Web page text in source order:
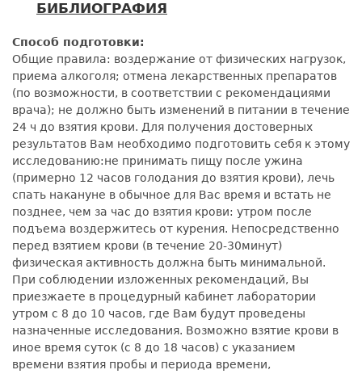
БИБЛИОГРАФИЯ
Способ подготовки:
Общие правила: воздержание от физических нагрузок,
приема алкоголя; отмена лекарственных препаратов
(по возможности, в соответствии с рекомендациями
врача); не должно быть изменений в питании в течение
24 ч до взятия крови. Для получения достоверных
результатов Вам необходимо подготовить себя к этому
исследованию:не принимать пищу после ужина
(примерно 12 часов голодания до взятия крови), лечь
спать накануне в обычное для Вас время и встать не
позднее, чем за час до взятия крови: утром после
подъема воздержитесь от курения. Непосредственно
перед взятием крови (в течение 20-30минут)
физическая активность должна быть минимальной.
При соблюдении изложенных рекомендаций, Вы
приезжаете в процедурный кабинет лаборатории
утром с 8 до 10 часов, где Вам будут проведены
назначенные исследования. Возможно взятие крови в
иное время суток (с 8 до 18 часов) с указанием
времени взятия пробы и периода времени,